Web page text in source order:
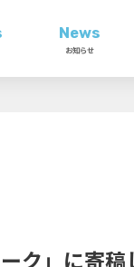
News
お知らせ
ク」に寄